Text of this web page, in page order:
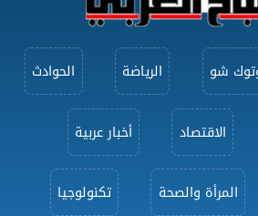
شو الرياضة الحوادث
الاقتصاد أخبار عربية
المرأة والصحة تكنولوجيا